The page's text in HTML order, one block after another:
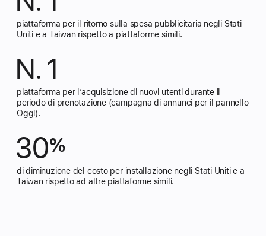
piattaforma per il ritorno sulla spesa pubblicitaria negli Stati
Uniti e a Taiwan rispetto a piattaforme simili.
N. 1
piattaforma per l’acquisizione di nuovi utenti durante il
periodo di prenotazione (campagna di annunci per il pannello
Oggi).
30%
di diminuzione del costo per installazione negli Stati Uniti e a
Taiwan rispetto ad altre piattaforme simili.